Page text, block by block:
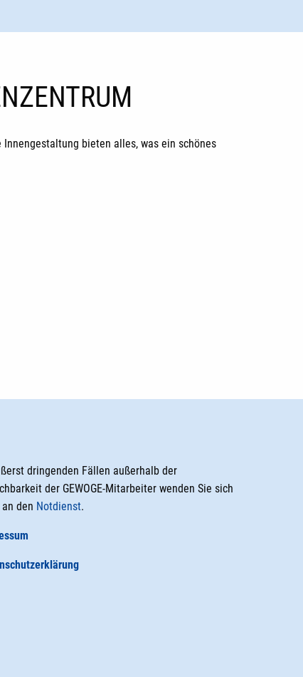
bieten alles, was ein schönes
dringenden Fällen außerhalb der
der GEWOGE-Mitarbeiter wenden Sie sich
den Notdienst.